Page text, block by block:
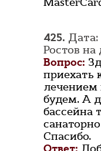
425. Дата:
Ростов на
Вопрос:
приехать
лечением
будем. А
бассейна
Спасибо.